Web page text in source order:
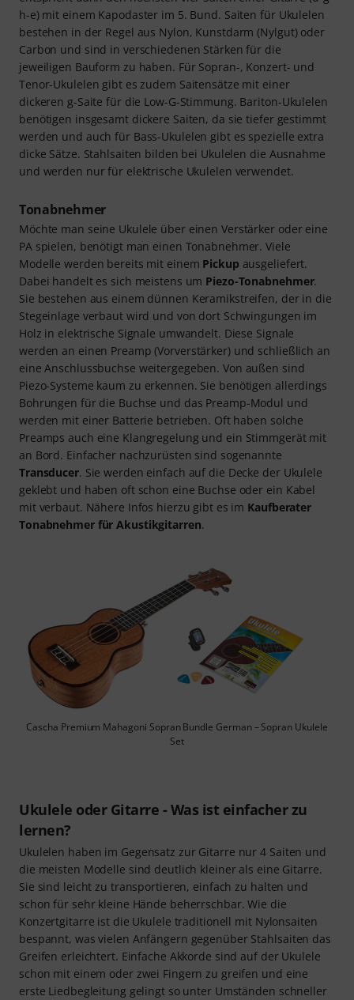
h-e) mit einem Kapodaster im 5. Bund. Saiten für Ukulelen
bestehen in der Regel aus Nylon, Kunstdarm (Nylgut) oder
Carbon und sind in verschiedenen Stärken für die
jeweiligen Bauform zu haben. Für Sopran-, Konzert- und
Tenor-Ukulelen gibt es zudem Saitensätze mit einer
dickeren g-Saite für die Low-G-Stimmung. Bariton-Ukulelen
benötigen insgesamt dickere Saiten, da sie tiefer gestimmt
werden und auch für Bass-Ukulelen gibt es spezielle extra
dicke Sätze. Stahlsaiten bilden bei Ukulelen die Ausnahme
und werden nur für elektrische Ukulelen verwendet.
Tonabnehmer
Möchte man seine Ukulele über einen Verstärker oder eine
PA spielen, benötigt man einen Tonabnehmer. Viele
Modelle werden bereits mit einem Pickup ausgeliefert.
Dabei handelt es sich meistens um Piezo-Tonabnehmer.
Sie bestehen aus einem dünnen Keramikstreifen, der in die
Stegeinlage verbaut wird und von dort Schwingungen im
Holz in elektrische Signale umwandelt. Diese Signale
werden an einen Preamp (Vorverstärker) und schließlich an
eine Anschlussbuchse weitergegeben. Von außen sind
Piezo-Systeme kaum zu erkennen. Sie benötigen allerdings
Bohrungen für die Buchse und das Preamp-Modul und
werden mit einer Batterie betrieben. Oft haben solche
Preamps auch eine Klangregelung und ein Stimmgerät mit
an Bord. Einfacher nachzurüsten sind sogenannte
Transducer. Sie werden einfach auf die Decke der Ukulele
geklebt und haben oft schon eine Buchse oder ein Kabel
mit verbaut. Nähere Infos hierzu gibt es im Kaufberater
Tonabnehmer für Akustikgitarren.
Cascha Premium Mahagoni Sopran Bundle German – Sopran Ukulele
Set
Ukulele oder Gitarre - Was ist einfacher zu
lernen?
Ukulelen haben im Gegensatz zur Gitarre nur 4 Saiten und
die meisten Modelle sind deutlich kleiner als eine Gitarre.
Sie sind leicht zu transportieren, einfach zu halten und
schon für sehr kleine Hände beherrschbar. Wie die
Konzertgitarre ist die Ukulele traditionell mit Nylonsaiten
bespannt, was vielen Anfängern gegenüber Stahlsaiten das
Greifen erleichtert. Einfache Akkorde sind auf der Ukulele
schon mit einem oder zwei Fingern zu greifen und eine
erste Liedbegleitung gelingt so unter Umständen schneller